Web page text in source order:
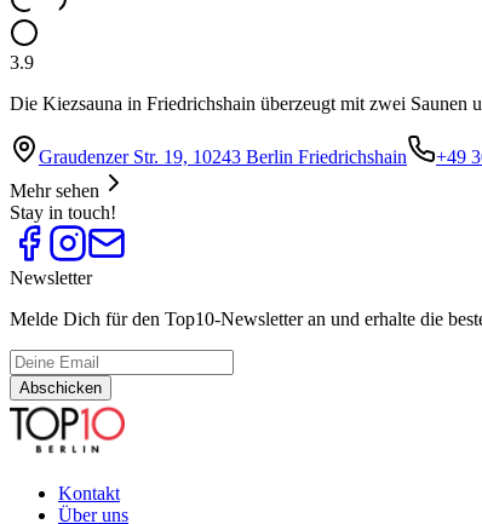
3.9
Die Kiezsauna in Friedrichshain überzeugt mit zwei Saunen
Graudenzer Str. 19, 10243 Berlin Friedrichshain +49
Mehr sehen
Stay in touch!
Newsletter
Melde Dich für den Top10-Newsletter an und erhalte die
Abschicken
Kontakt
Über uns